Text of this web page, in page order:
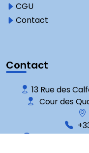
CGU
Contact
Contact
13 Rue des
Cour des
Mardi au